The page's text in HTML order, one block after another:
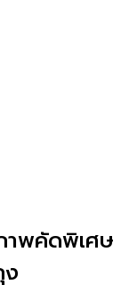
าพคัดพิเศษ